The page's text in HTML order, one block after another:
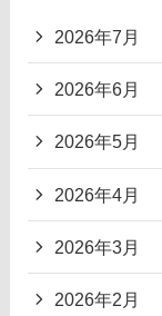
2026年7月
2026年6月
2026年5月
2026年4月
2026年3月
2026年2月